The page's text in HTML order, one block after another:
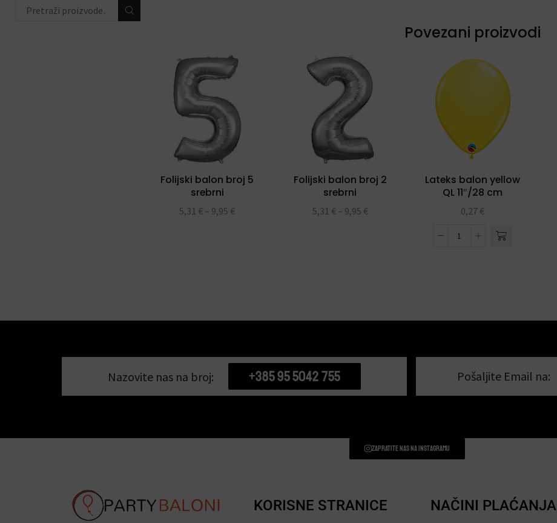
Povezani proizvodi
Folijski balon broj 5
srebrni
5,31 € – 9,95 €
Folijski balon broj 2
srebrni
5,31 € – 9,95 €
Lateks balon yellow
QL 11″/28 cm
0,27 €
Nazovite nas na broj: +385 95 5042 755 Pošaljite Email na:
Zapratite nas na instagramu
KORISNE STRANICE NAČINI PLAĆANJA